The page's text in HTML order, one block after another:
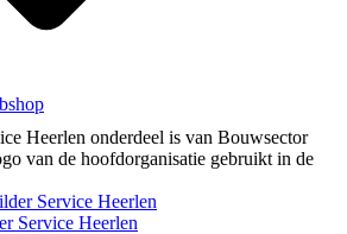
Service Heerlen